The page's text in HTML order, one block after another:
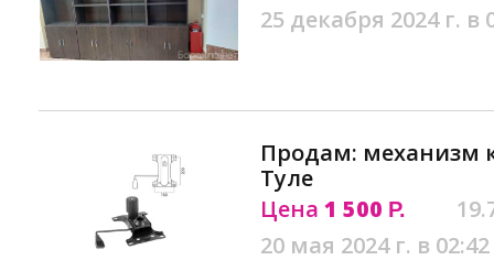
25 декабря 2024 г. в
Продам: механизм
Туле
Цена 1 500 Р.
20 мая 2024 г. в 02:42